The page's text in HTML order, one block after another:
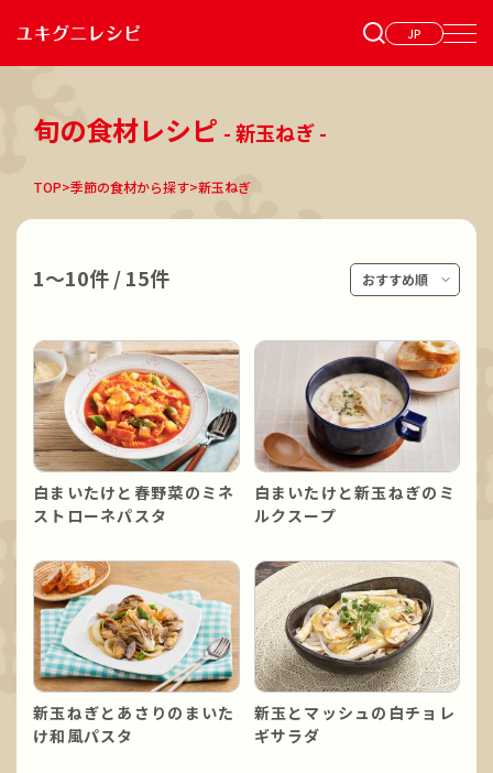
JP
旬の食材レシピ - 新玉ねぎ -
TOP>季節の食材から探す>新玉ねぎ
1〜10件/15件
白まいたけと春野菜のミネ
ストローネパスタ
白まいたけと新玉ねぎのミ
ルクスープ
新玉ねぎとあさりのまいた
け和風パスタ
新玉とマッシュの白チョレ
ギサラダ